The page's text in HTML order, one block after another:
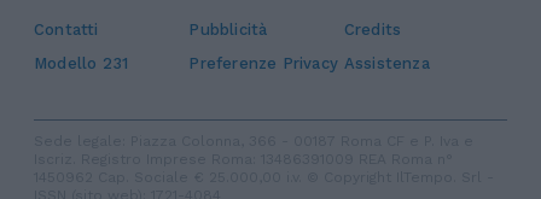
Contatti Pubblicità
Credits
Modello 231
Preferenze Privacy Assistenza